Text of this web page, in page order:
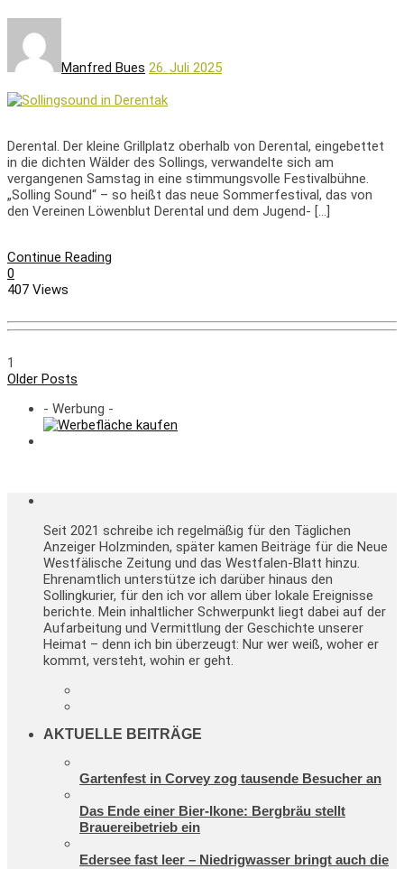
Manfred Bues 26. Juli 2025
Derental. Der kleine Grillplatz oberhalb von Derental, eingebettet
in die dichten Wälder des Sollings, verwandelte sich am
vergangenen Samstag in eine stimmungsvolle Festivalbühne.
„Solling Sound“ – so heißt das neue Sommerfestival, das von
den Vereinen Löwenblut Derental und dem Jugend- […]
Continue Reading
0
407 Views
1
Older Posts
- Werbung -
Seit 2021 schreibe ich regelmäßig für den Täglichen
Anzeiger Holzminden, später kamen Beiträge für die Neue
Westfälische Zeitung und das Westfalen-Blatt hinzu.
Ehrenamtlich unterstütze ich darüber hinaus den
Sollingkurier, für den ich vor allem über lokale Ereignisse
berichte. Mein inhaltlicher Schwerpunkt liegt dabei auf der
Aufarbeitung und Vermittlung der Geschichte unserer
Heimat – denn ich bin überzeugt: Nur wer weiß, woher er
kommt, versteht, wohin er geht.
AKTUELLE BEITRÄGE
Gartenfest in Corvey zog tausende Besucher an
Das Ende einer Bier-Ikone: Bergbräu stellt
Brauereibetrieb ein
Edersee fast leer – Niedrigwasser bringt auch die